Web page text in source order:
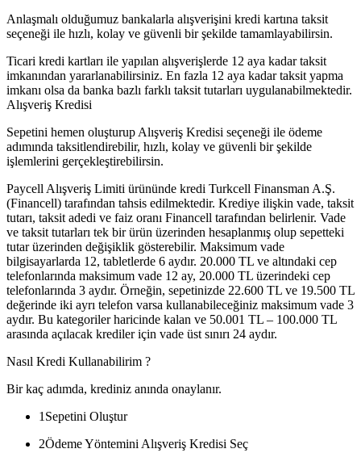
Anlaşmalı olduğumuz bankalarla alışverişini kredi kartına taksit
seçeneği ile hızlı, kolay ve güvenli bir şekilde tamamlayabilirsin.
Ticari kredi kartları ile yapılan alışverişlerde 12 aya kadar taksit
imkanından yararlanabilirsiniz. En fazla 12 aya kadar taksit yapma
imkanı olsa da banka bazlı farklı taksit tutarları uygulanabilmektedir.
Alışveriş Kredisi
Sepetini hemen oluşturup Alışveriş Kredisi seçeneği ile ödeme
adımında taksitlendirebilir, hızlı, kolay ve güvenli bir şekilde
işlemlerini gerçekleştirebilirsin.
Paycell Alışveriş Limiti ürününde kredi Turkcell Finansman A.Ş.
(Financell) tarafından tahsis edilmektedir. Krediye ilişkin vade, taksit
tutarı, taksit adedi ve faiz oranı Financell tarafından belirlenir. Vade
ve taksit tutarları tek bir ürün üzerinden hesaplanmış olup sepetteki
tutar üzerinden değişiklik gösterebilir. Maksimum vade
bilgisayarlarda 12, tabletlerde 6 aydır. 20.000 TL ve altındaki cep
telefonlarında maksimum vade 12 ay, 20.000 TL üzerindeki cep
telefonlarında 3 aydır. Örneğin, sepetinizde 22.600 TL ve 19.500 TL
değerinde iki ayrı telefon varsa kullanabileceğiniz maksimum vade 3
aydır. Bu kategoriler haricinde kalan ve 50.001 TL – 100.000 TL
arasında açılacak krediler için vade üst sınırı 24 aydır.
Nasıl Kredi Kullanabilirim ?
Bir kaç adımda, krediniz anında onaylanır.
1 Sepetini Oluştur
2Ödeme Yöntemini Alışveriş Kredisi Seç